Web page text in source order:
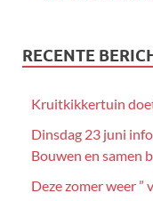
RECENTE
Kruitkikkertuin
Dinsdag 23 juni
Bouwen en samen
Deze zomer weer